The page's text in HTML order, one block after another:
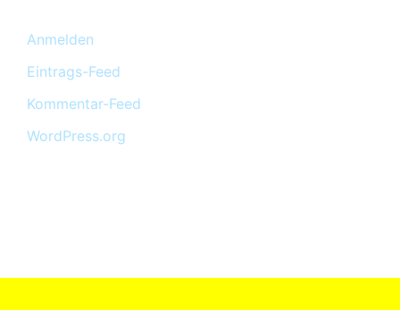
Anmelden
Eintrags-Feed
Kommentar-Feed
WordPress.org